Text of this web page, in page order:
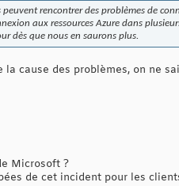
rencontrer des problèmes de
aux ressources Azure dans
dès que nous en saurons plus.
cause des problèmes, on ne
Microsoft ?
de cet incident pour les